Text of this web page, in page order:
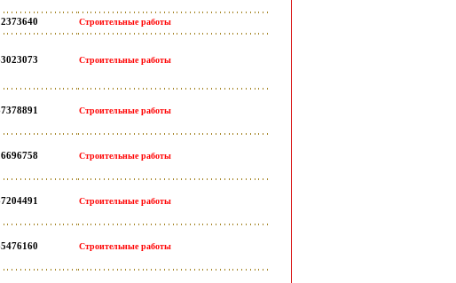
Строительные работы
Строительные работы
Строительные работы
Строительные работы
Строительные работы
Строительные работы